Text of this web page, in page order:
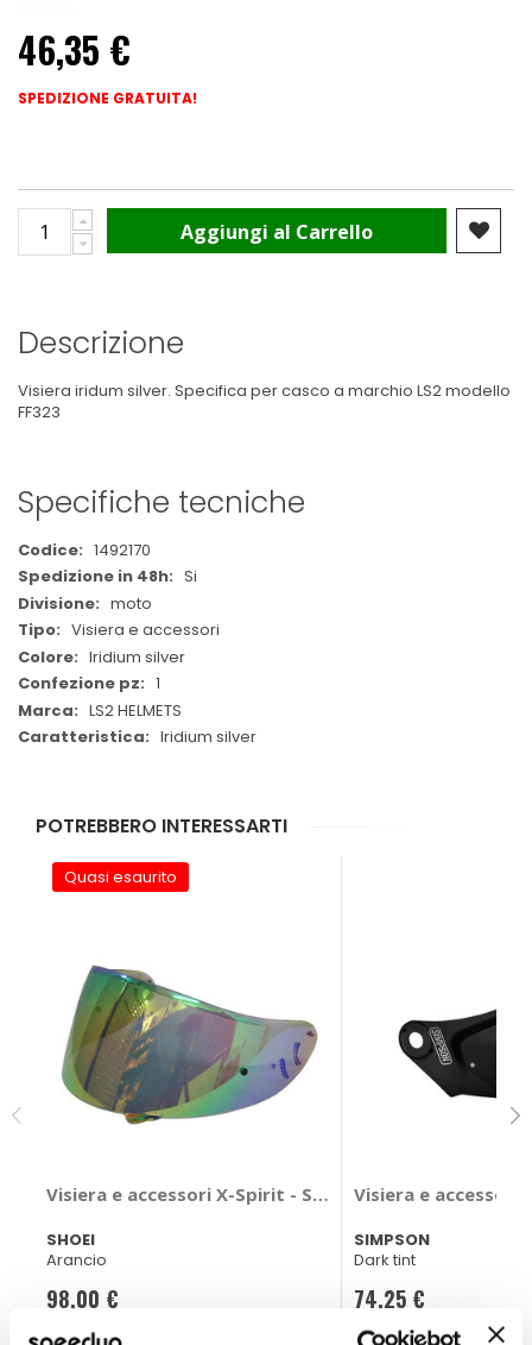
46,35 €
SPEDIZIONE GRATUITA!
Aggiungi al Carrello
Descrizione
Visiera iridum silver. Specifica per casco a marchio LS2 modello
FF323
Specifiche tecniche
Maggiori
Informazioni
1492170
Si
moto
Visiera e accessori
Iridium silver
1
LS2 HELMETS
Iridium silver
POTREBBERO INTERESSARTI
Quasi esaurito
Visiera e accessori X-Spirit - SHOEI
SHOEI
Arancio
98,00 €
Spedizione gratuita!
Visiera e accessori -
SIMPSON
Dark tint
74,25 €
CONSEGNA IN 48H